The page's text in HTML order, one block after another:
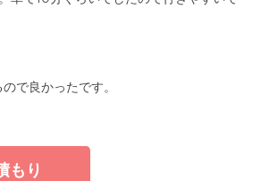
で良かったです。
もり